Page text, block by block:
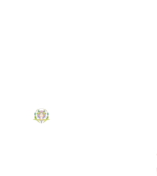
医学生の在宅
著
メティス訪問看護